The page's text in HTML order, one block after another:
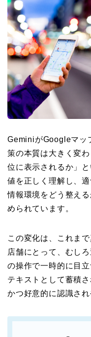
GeminiがGoogleマッ
策の本質は大きく変
位に表示されるか」
値を正しく理解し、
情報環境をどう整え
められています。
この変化は、これま
店舗にとって、むし
の操作で一時的に目
テキストとして蓄積
かつ好意的に認識され